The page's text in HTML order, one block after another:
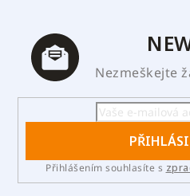
Nezmeškejte
Přihlášením souhlasíte s